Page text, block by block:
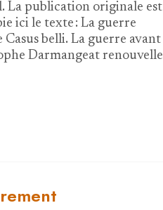
La publication originale est
ici le texte : La guerre
belli. La guerre avant
Darmangeat renouvelle